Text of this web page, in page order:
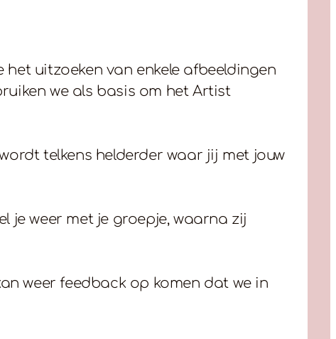
uitzoeken van enkele afbeeldingen
we als basis om het Artist
telkens helderder waar jij met jouw
je weer met je groepje, waarna zij
weer feedback op komen dat we in